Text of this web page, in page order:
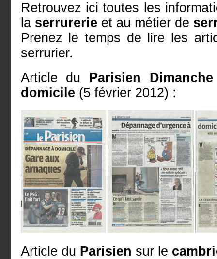
Retrouvez ici toutes les
la serrurerie et au métier de
Prenez le temps de lire les
serrurier.
Article du Parisien Dimanche
domicile (5 février 2012) :
Article du Parisien sur le